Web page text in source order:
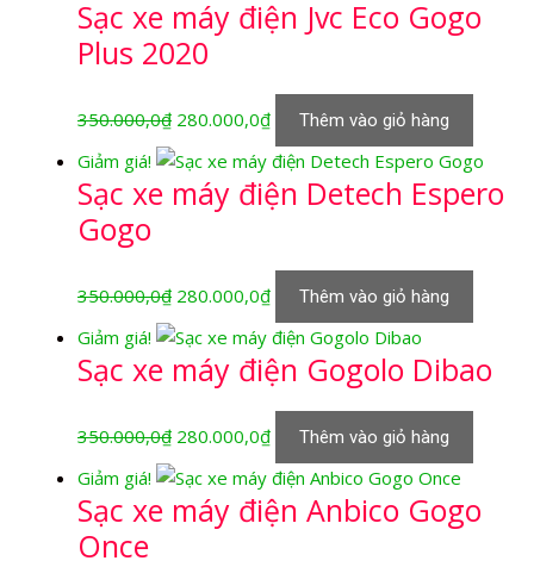
350.000,0₫.là:
Sạc xe máy điện Jvc Eco Gogo
Plus 2020
350.000,0₫
là:
350.000,0₫.
280.000,0₫
hiện
tại
là:
Thêm vào giỏ hàng
Giảm giá!
Sạc xe máy điện Detech Espero
Gogo
350.000,0₫
là:
350.000,0₫.
280.000,0₫
hiện
tại
là:
Thêm vào giỏ hàng
Giảm giá!
Sạc xe máy điện Gogolo Dibao
350.000,0₫
là:
350.000,0₫.
280.000,0₫
hiện
tại
là:
Thêm vào giỏ hàng
Giảm giá!
Sạc xe máy điện Anbico Gogo
Once